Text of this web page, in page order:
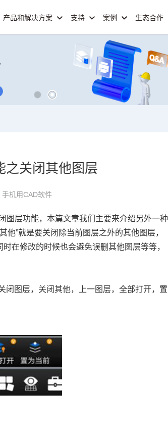
产品和解决方案 支持 案例 生态合作
之关闭其他图层
手机用CAD软件
图层功能，本篇文章我们主要来介绍另外一种
”就是要关闭除当前图层之外的其他图层，
在修改的时候也会避免误删其他图层等等，
闭图层，关闭其他，上一图层，全部打开，置